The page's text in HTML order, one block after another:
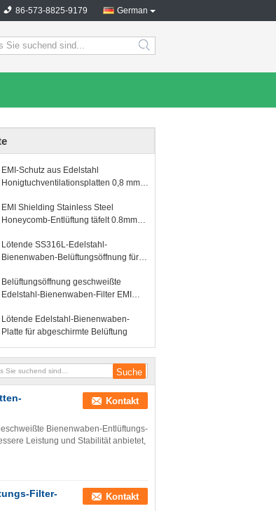
German
86-573-8825-9179
search
EMI-Schutz aus Edelstahl
Honigtuchventilationsplatten 0,8 mm
EMI Shielding Stainless Steel
Honeycomb-Entlüftung täfelt 0.8mm
Lötende SS316L-Edelstahl-
Bienenwaben-Belüftungsöffnung für
Belüftungsöffnung geschweißte
Edelstahl-Bienenwaben-Filter EMI
Lötende Edelstahl-Bienenwaben-
Platte für abgeschirmte Belüftung
Kontakt
Bienenwaben-Entlüftungs-
Leistung und Stabilität anbietet,
Filter-
Kontakt